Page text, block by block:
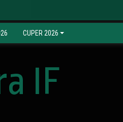
CUPER 2026
IF